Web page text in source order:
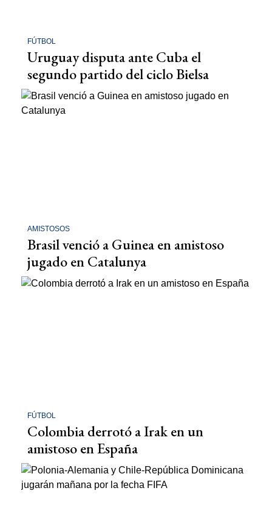
FÚTBOL
Uruguay disputa ante Cuba el
segundo partido del ciclo Bielsa
AMISTOSOS
Brasil venció a Guinea en amistoso
jugado en Catalunya
FÚTBOL
Colombia derrotó a Irak en un
amistoso en España